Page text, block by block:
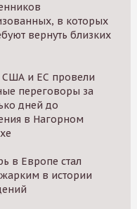
в которых
вернуть близких
США и ЕС провели
переговоры за
дней до
в Нагорном
в Европе стал
в истории